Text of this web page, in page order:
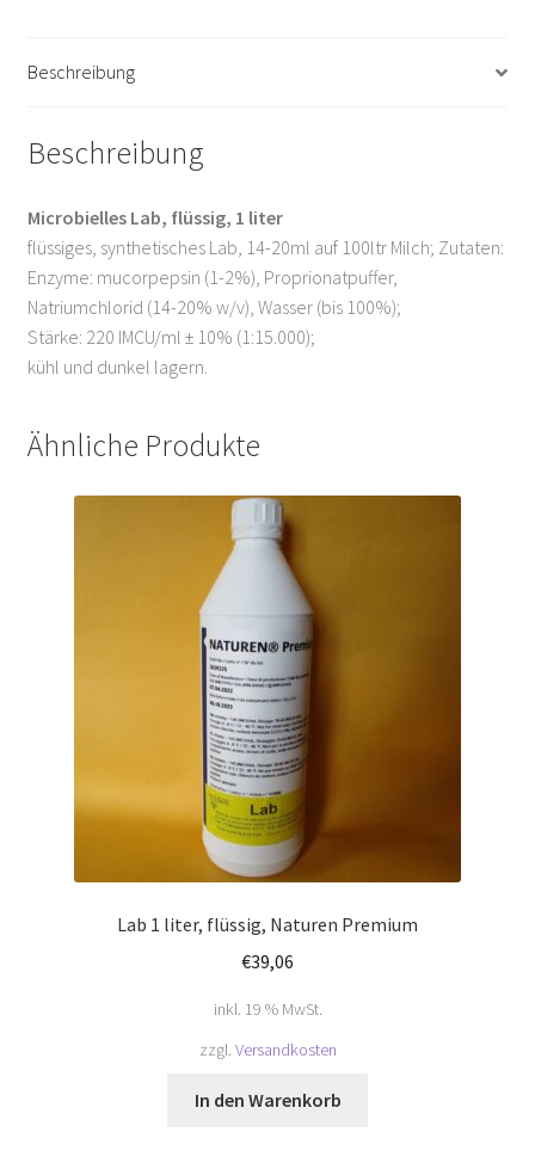
Beschreibung
Beschreibung
Microbielles Lab, flüssig, 1 liter
flüssiges, synthetisches Lab, 14-20ml auf 100ltr Milch; Zutaten:
Enzyme: mucorpepsin (1-2%), Proprionatpuffer,
Natriumchlorid (14-20% w/v), Wasser (bis 100%);
Stärke: 220 IMCU/ml ± 10% (1:15.000);
kühl und dunkel lagern.
Ähnliche Produkte
Lab 1 liter, flüssig, Naturen Premium
€39,06
inkl. 19 % MwSt.
zzgl. Versandkosten
In den Warenkorb